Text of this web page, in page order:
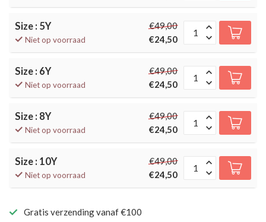
Size : 5Y
Niet op voorraad
€49,00
€24,50
Size : 6Y
Niet op voorraad
€49,00
€24,50
Size : 8Y
Niet op voorraad
€49,00
€24,50
Size : 10Y
Niet op voorraad
€49,00
€24,50
Gratis verzending vanaf €100